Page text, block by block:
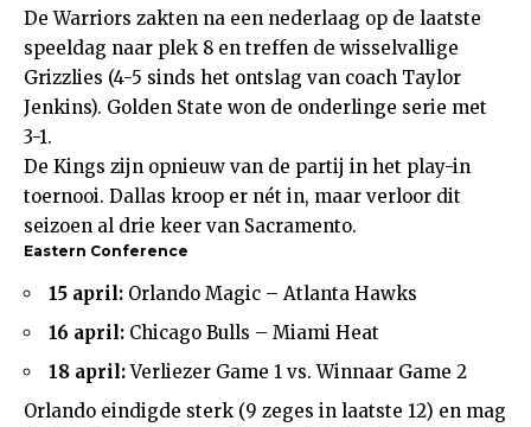
De Warriors zakten na een nederlaag op de laatste
speeldag naar plek 8 en treffen de wisselvallige
Grizzlies (4-5 sinds het ontslag van coach Taylor
Jenkins). Golden State won de onderlinge serie met
3-1.
De Kings zijn opnieuw van de partij in het play-in
toernooi. Dallas kroop er nét in, maar verloor dit
seizoen al drie keer van Sacramento.
Eastern Conference
15 april: Orlando Magic – Atlanta Hawks
16 april: Chicago Bulls – Miami Heat
18 april:Verliezer Game 1 vs. Winnaar Game 2
Orlando eindigde sterk (9 zeges in laatste 12) en mag